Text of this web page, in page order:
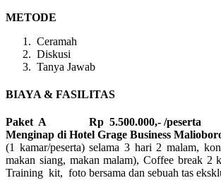
METODE
Ceramah
Diskusi
Tanya Jawab
BIAYA & FASILITAS
Paket A Rp 5.500.000,- /peserta
Menginap di Hotel Grage Business
(1 kamar/peserta) selama 3 hari 2 malam,
makan siang, makan malam), Coffee break 2
Training kit, foto bersama dan sebuah tas